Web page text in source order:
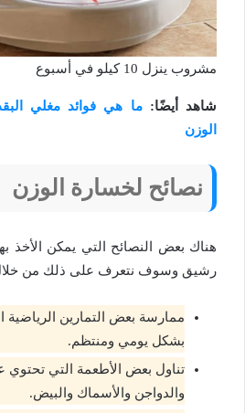
مشروب ينزل 10 كيلو في أسبوع
شاهد أيضًا: ما هي فوائد مغلي
الوزن
نصائح لخسارة الوزن
هناك بعض النصائح التي يمكن
رشيق وسوف نتعرف على ذلك من خلال
ممارسة بعض التمارين
بشكل يومي ومنتظم.
تناول بعض الأطعمة التي تحتوي
والدواجن والأسماك والبيض.